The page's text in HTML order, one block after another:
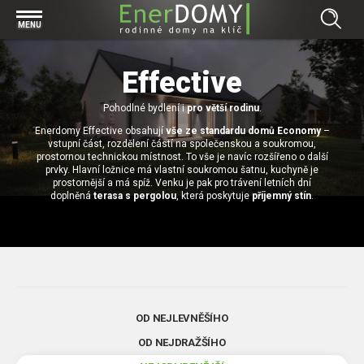
MENU
Prohlížet vše v kategorii Bungalovy
Concept
Exclusive
Effective
Economy
Prohlížet vše v kategorii Projekty
Individuální projekty
Typové řešení
Prohlížet vše v kategorii Technologie
Základová deska
Technologie domu
Zděné domy na klíč
Prohlížet vše v kategorii Kontakt
Pracovní pozice
Prohlížet vše v kategorii Magazín
7 důvodů, proč si zvolit bungalov
Výhody a nevýhody dřevostaveb a zděných domů
Přízemní rodinné domy
RD Zhoř u Jihlavy
Video EnerDOMY s.r.o.
Effective
Pohodlné bydlení ipro větší rodinu.
Enerdomy Effective obsahují vše ze standardu domů Economy–
vstupní část, rozdělení částí na společenskou a soukromou,
prostornou technickou místnost. To vše je navíc rozšířeno o další
prvky. Hlavní ložnice má vlastní soukromou šatnu, kuchyně je
prostornější a má spíž. Venku je pak pro trávení letních dní
doplněnáterasa s pergolou, která poskytujepříjemný stín.
OD NEJLEVNĚŠÍHO
OD NEJDRAŽŠÍHO